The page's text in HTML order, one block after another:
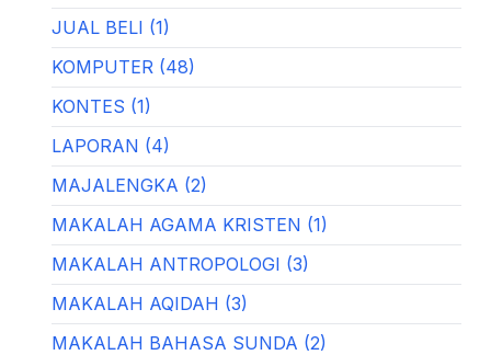
JUAL BELI (1)
KOMPUTER (48)
KONTES (1)
LAPORAN (4)
MAJALENGKA (2)
MAKALAH AGAMA KRISTEN (1)
MAKALAH ANTROPOLOGI (3)
MAKALAH AQIDAH (3)
MAKALAH BAHASA SUNDA (2)